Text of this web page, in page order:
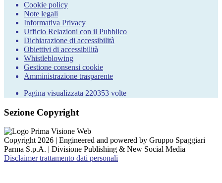
Cookie policy
Note legali
Informativa Privacy
Ufficio Relazioni con il Pubblico
Dichiarazione di accessibilità
Obiettivi di accessibilità
Whistleblowing
Gestione consensi cookie
Amministrazione trasparente
Pagina visualizzata 220353 volte
Sezione Copyright
Copyright 2026 | Engineered and powered by Gruppo Spaggiari
Parma S.p.A. | Divisione Publishing & New Social Media
Disclaimer trattamento dati personali